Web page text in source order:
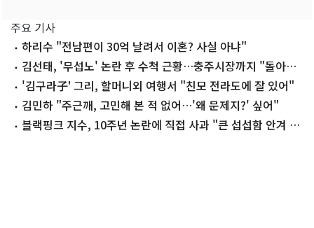
주요 기사
하리수 "전남편이 30억 날려서 이혼? 사실 아냐"
김선태, '무섭노' 논란 후 수척 근황…충주시장까지 "돌아올
생각 없냐?"
'김구라子' 그리, 할머니외 여행서 "친모 전라도에 잘 있어"
김민하 "주근깨, 고민해 본 적 없어…'왜 문제지?' 싶어"
블랙핑크 지수, 10주년 논란에 직접 사과 "큰 섭섭함 안겨 미